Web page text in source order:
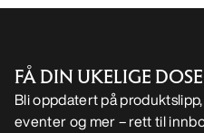
FÅ DIN UKELIGE
Bli oppdatert på
eventer og mer – rett til